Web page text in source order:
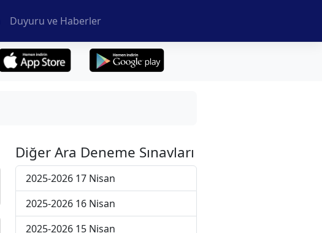
Duyuru ve Haberler
Diğer Ara Deneme Sınavları
2025-2026 17 Nisan
2025-2026 16 Nisan
2025-2026 15 Nisan